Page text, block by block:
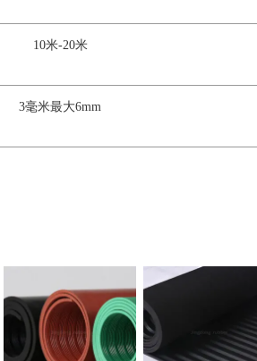
10米-20米
3毫米最大6mm